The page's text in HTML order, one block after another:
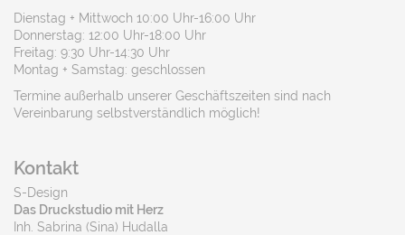
Dienstag + Mittwoch 10:00 Uhr-16:00 Uhr
Donnerstag: 12:00 Uhr-18:00 Uhr
Freitag: 9:30 Uhr-14:30 Uhr
Montag + Samstag: geschlossen
Termine außerhalb unserer Geschäftszeiten sind nach
Vereinbarung selbstverständlich möglich!
Kontakt
S-Design
Das Druckstudio mit Herz
Inh. Sabrina (Sina) Hudalla